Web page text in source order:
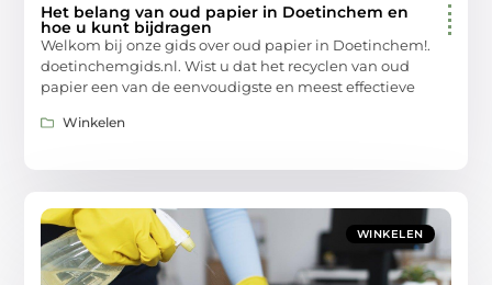
Het belang van oud papier in Doetinchem en
hoe u kunt bijdragen
Welkom bij onze gids over oud papier in Doetinchem!.
doetinchemgids.nl. Wist u dat het recyclen van oud
papier een van de eenvoudigste en meest effectieve
Winkelen
WINKELEN